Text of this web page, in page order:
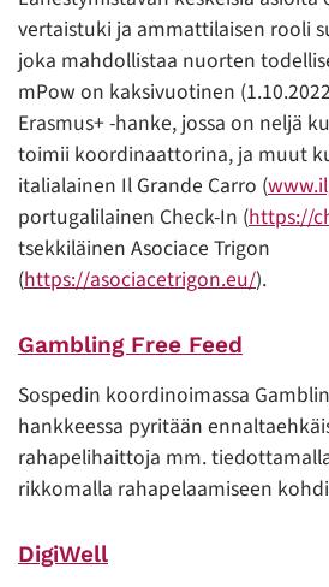
vertaistuki ja ammattilaisen rooli
joka mahdollistaa nuorten
mPow on kaksivuotinen
Erasmus+ -hanke, jossa on neljä
toimii koordinaattorina, ja muut
italialainen Il Grande Carro (
portugalilainen Check-In (https://
tsekkiläinen Asociace Trigon
(https://asociacetrigon.eu/).
Gambling Free Feed
Sospedin koordinoimassa
hankkeessa pyritään
rahapelihaittoja mm.
rikkomalla rahapelaamiseen
DigiWell